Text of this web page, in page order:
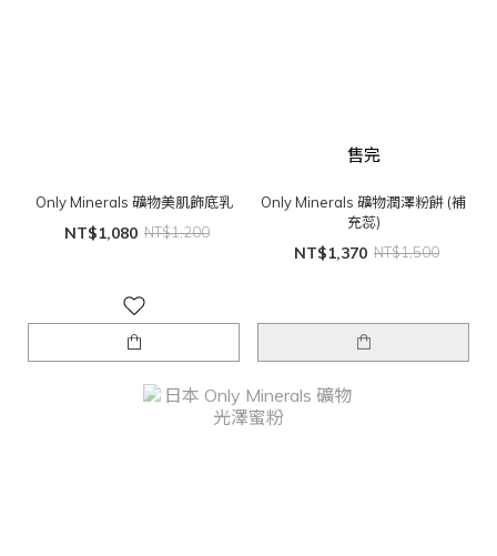
Only Minerals 礦物美肌飾底乳
NT$1,080 NT$1,200
售完
Only Minerals 礦物潤澤粉餅 (補
充蕊)
NT$1,370 NT$1,500